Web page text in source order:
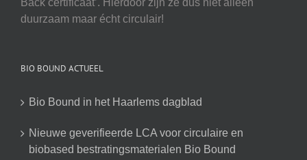
Back certificaat’. Hierdoor zijn ze dus niet alleen
duurzaam maar écht circulair!
BIO BOUND ACTUEEL
Bio Bound in het Haarlems dagblad
Nieuwe geverifieerde LCA voor circulaire en
biobased bestratingsmaterialen Bio Bound